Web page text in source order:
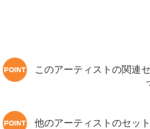
このアーティストの関連
他のアーティストのセッ